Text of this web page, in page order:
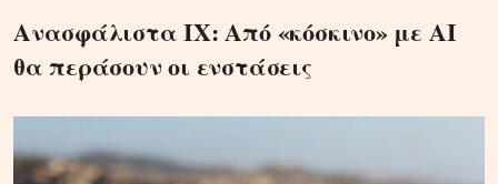
Ανασφάλιστα ΙΧ: Από «κόσκινο» με AI
θα περάσουν οι ενστάσεις